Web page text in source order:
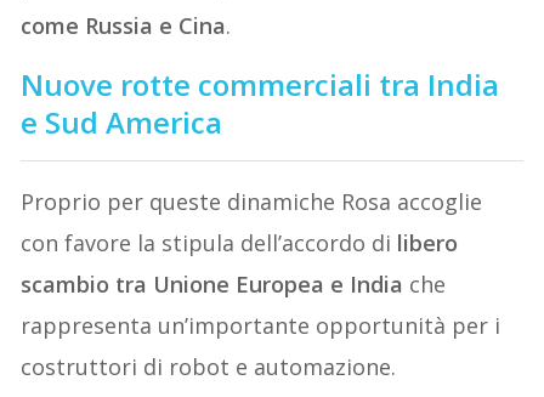
come Russia e Cina.
Nuove rotte commerciali tra India
e Sud America
Proprio per queste dinamiche Rosa accoglie
con favore la stipula dell’accordo di libero
scambio tra Unione Europea e India che
rappresenta un’importante opportunità per i
costruttori di robot e automazione.